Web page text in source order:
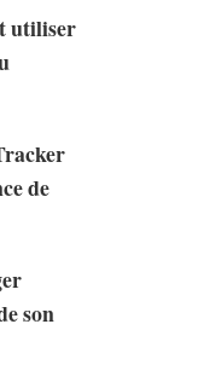
utiliser
de
son